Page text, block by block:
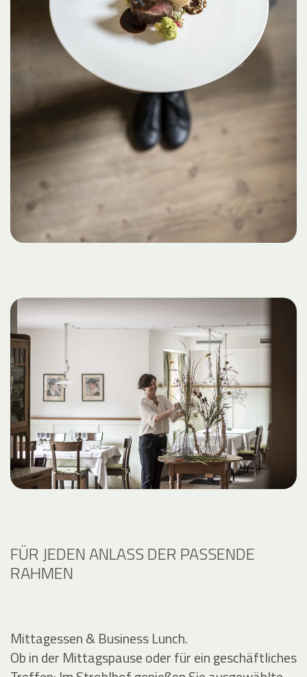
FÜR JEDEN ANLASS DER PASSENDE
RAHMEN
Mittagessen & Business Lunch.
Ob in der Mittagspause oder für ein geschäftliches